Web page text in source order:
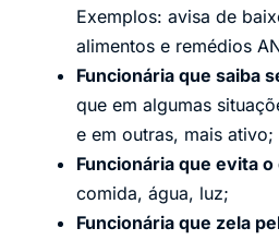
Exemplos: avisa de
alimentos e remédios
Funcionária que saiba
que em algumas
e em outras, mais ativo;
Funcionária que evita
comida, água, luz;
Funcionária que zela